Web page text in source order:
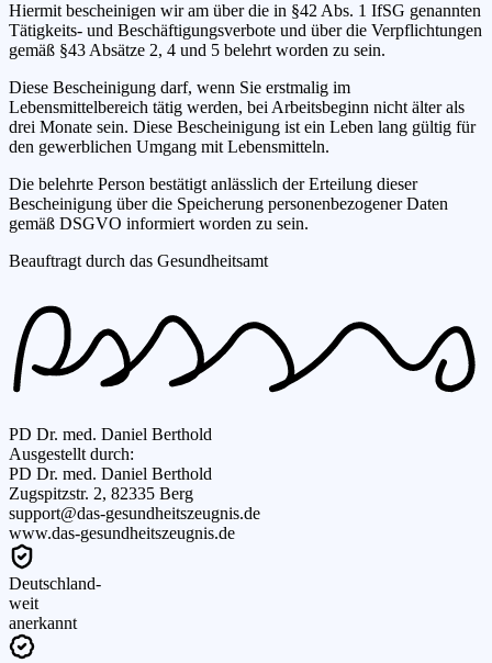
Hiermit bescheinigen wiram über die in §42 Abs. 1 IfSG genannten
Tätigkeits- und Beschäftigungsverbote und über die Verpflichtungen
gemäß §43 Absätze 2, 4 und 5 belehrt worden zu sein.
Diese Bescheinigung darf, wenn Sie erstmalig im
Lebensmittelbereich tätig werden, bei Arbeitsbeginn nicht älter als
drei Monate sein. Diese Bescheinigung ist ein Leben lang gültig für
den gewerblichen Umgang mit Lebensmitteln.
Die belehrte Person bestätigt anlässlich der Erteilung dieser
Bescheinigung über die Speicherung personenbezogener Daten
gemäß DSGVO informiert worden zu sein.
Beauftragt durch das Gesundheitsamt
PD Dr. med. Daniel Berthold
Ausgestellt durch:
PD Dr. med. Daniel Berthold
Zugspitzstr. 2, 82335 Berg
support@das-gesundheitszeugnis.de
www.das-gesundheitszeugnis.de
Deutschland-
weit
anerkannt